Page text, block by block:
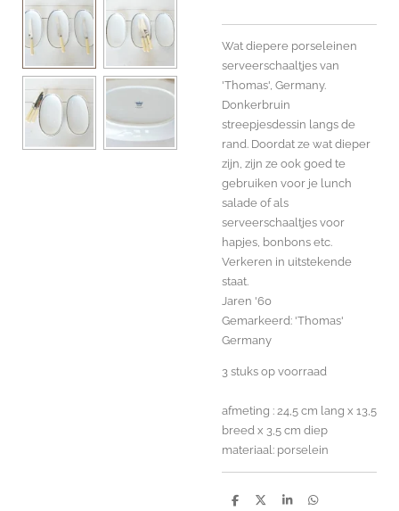
Wat diepere porseleinen
serveerschaaltjes van
'Thomas', Germany.
Donkerbruin
streepjesdessin langs de
rand. Doordat ze wat dieper
zijn, zijn ze ook goed te
gebruiken voor je lunch
salade of als
serveerschaaltjes voor
hapjes, bonbons etc.
Verkeren in uitstekende
staat.
Jaren '60
Gemarkeerd: 'Thomas'
Germany
3 stuks op voorraad
afmeting : 24,5 cm lang x 13,5
breed x 3,5 cm diep
materiaal: porselein
D
D
S
D